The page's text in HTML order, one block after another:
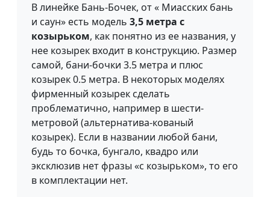
В линейке Бань-Бочек, от « Миасских бань
и саун» есть модель 3,5 метра с
козырьком, как понятно из ее названия, у
нее козырек входит в конструкцию. Размер
самой, бани-бочки 3.5 метра и плюс
козырек 0.5 метра. В некоторых моделях
фирменный козырек сделать
проблематично, например в шести-
метровой (альтернатива-кованый
козырек). Если в названии любой бани,
будь то бочка, бунгало, квадро или
эксклюзив нет фразы «с козырьком», то его
в комплектации нет.